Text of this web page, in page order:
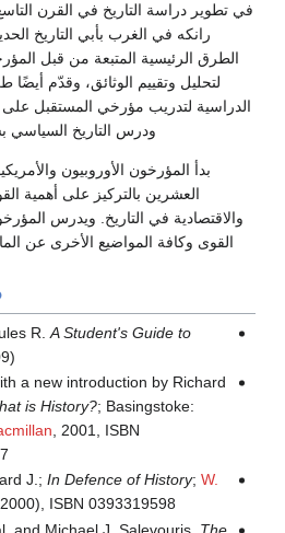
في تطوير دراسة التاريخ في القرن
رانكه في الغرب بأبي التاريخ
الطرق الرئيسية المتبعة من قبل
لتحليل وتقييم الوثائق، وقدّم أيضًا
الدراسية لتدريب مؤرخي المستقبل
ودرس التاريخ السياسي
بدأ المؤرخون الأوروبيون
العشرين بالتركيز على أهمية
والاقتصادية في التاريخ. ويدرس
القوى وكافة المواضيع الأخرى عن
R. A Student's Guide to
a new introduction by Richard
is History?; Basingstoke:
, 2001, ISBN
J.; In Defence of History; W.
ISBN 0393319598.